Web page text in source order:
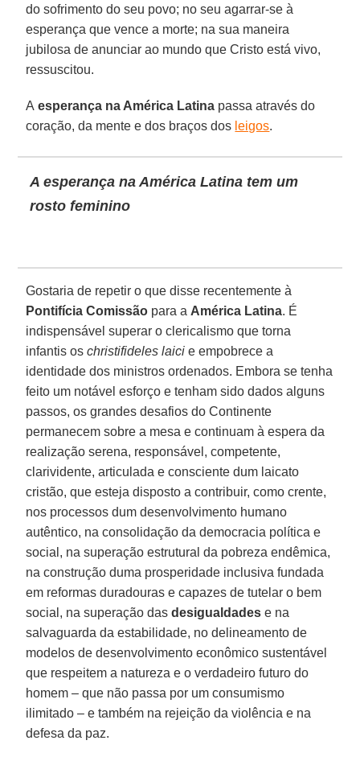
do sofrimento do seu povo; no seu agarrar-se à
esperança que vence a morte; na sua maneira
jubilosa de anunciar ao mundo que Cristo está vivo,
ressuscitou.
A esperança na América Latina passa através do
coração, da mente e dos braços dos leigos.
A esperança na América Latina tem um
rosto feminino
Gostaria de repetir o que disse recentemente à
Pontifícia Comissão para a América Latina. É
indispensável superar o clericalismo que torna
infantis oschristifideles laici e empobrece a
identidade dos ministros ordenados. Embora se tenha
feito um notável esforço e tenham sido dados alguns
passos, os grandes desafios do Continente
permanecem sobre a mesa e continuam à espera da
realização serena, responsável, competente,
clarividente, articulada e consciente dum laicato
cristão, que esteja disposto a contribuir, como crente,
nos processos dum desenvolvimento humano
autêntico, na consolidação da democracia política e
social, na superação estrutural da pobreza endêmica,
na construção duma prosperidade inclusiva fundada
em reformas duradouras e capazes de tutelar o bem
social, na superação dasdesigualdades e na
salvaguarda da estabilidade, no delineamento de
modelos de desenvolvimento econômico sustentável
que respeitem a natureza e o verdadeiro futuro do
homem – que não passa por um consumismo
ilimitado – e também na rejeição da violência e na
defesa da paz.